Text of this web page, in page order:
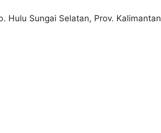
Hulu Sungai Selatan, Prov. Kalimantan